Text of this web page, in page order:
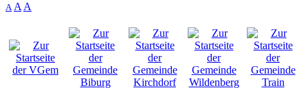
A A A